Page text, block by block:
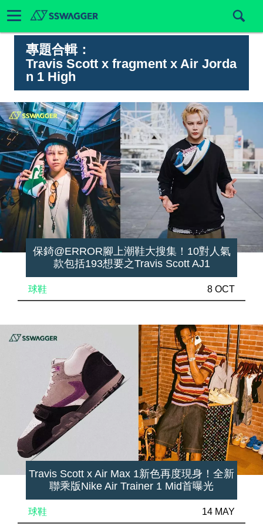
專題合輯：
Travis Scott x fragment x Air Jorda
n 1 High
保錡@ERROR腳上潮鞋大搜集！10對人氣
款包括193想要之Travis Scott AJ1
球鞋 8 OCT
Travis Scott x Air Max 1新色再度現身！全新
聯乘版Nike Air Trainer 1 Mid首曝光
球鞋 14 MAY